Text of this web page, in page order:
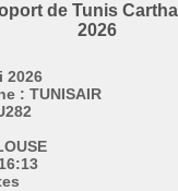
de Tunis
2026
2026
: TUNISAIR